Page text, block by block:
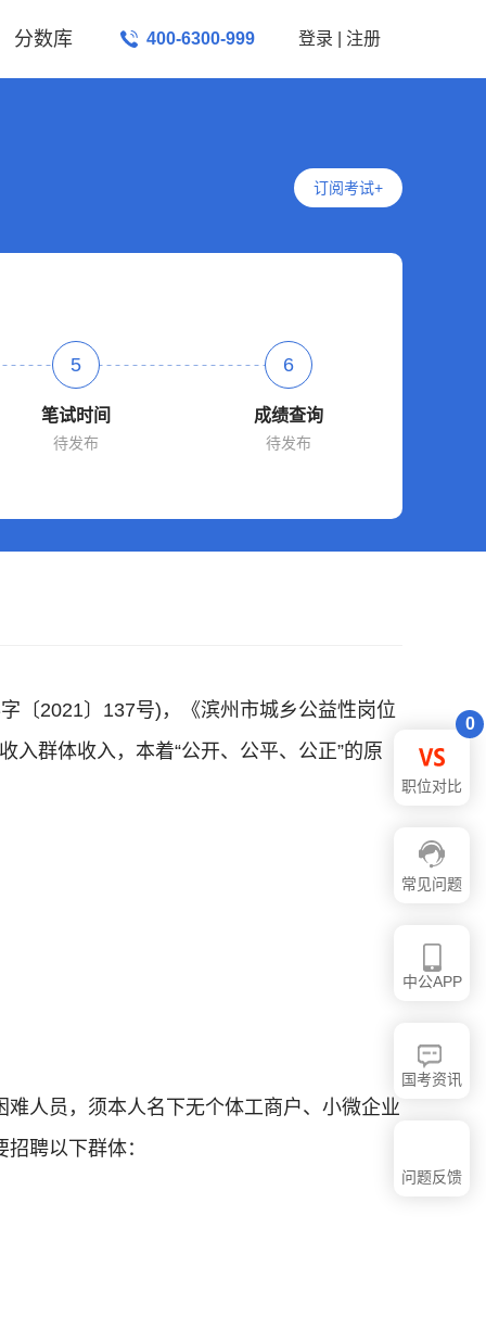
400-6300-999 登录 注册
分数库
订阅考试+
5
笔试时间
待发布
6
成绩查询
待发布
〔2021〕137号)，《滨州市城乡公益性岗位
群体收入，本着“公开、公平、公正”的原
人员，须本人名下无个体工商户、小微企业
聘以下群体：
0
职位对比
常见问题
中公APP
国考资讯
问题反馈